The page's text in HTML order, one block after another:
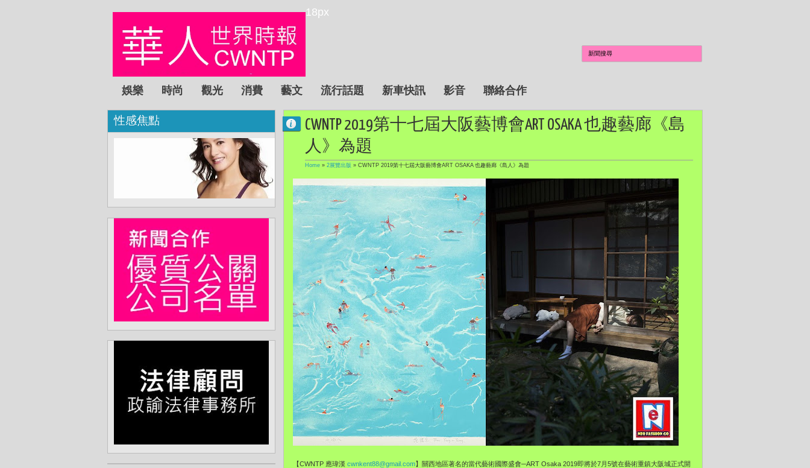
18px
娛樂 時尚 觀光 消費 藝文 流行話題 新車快訊 影音 聯絡合作
CWNTP 2019第十七屆大阪藝博會ART OSAKA 也趣藝廊《島
人》為題
Home » 2展覽出版 » CWNTP 2019第十七屆大阪藝博會ART OSAKA 也趣藝廊《島人》為題
【CWNTP 應瑋漢 cwnkent88@gmail.com】關西地區著名的當代藝術國際盛會─ART Osaka 2019即將於7月5號在藝術重鎮大阪城正式開
性感焦點